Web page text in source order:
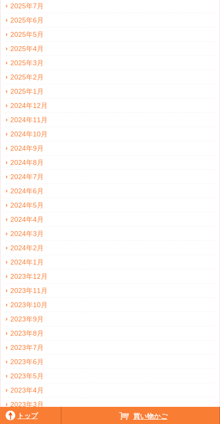
2025年7月
2025年6月
2025年5月
2025年4月
2025年3月
2025年2月
2025年1月
2024年12月
2024年11月
2024年10月
2024年9月
2024年8月
2024年7月
2024年6月
2024年5月
2024年4月
2024年3月
2024年2月
2024年1月
2023年12月
2023年11月
2023年10月
2023年9月
2023年8月
2023年7月
2023年6月
2023年5月
2023年4月
2023年3月
2023年2月
トップ 買い物かご